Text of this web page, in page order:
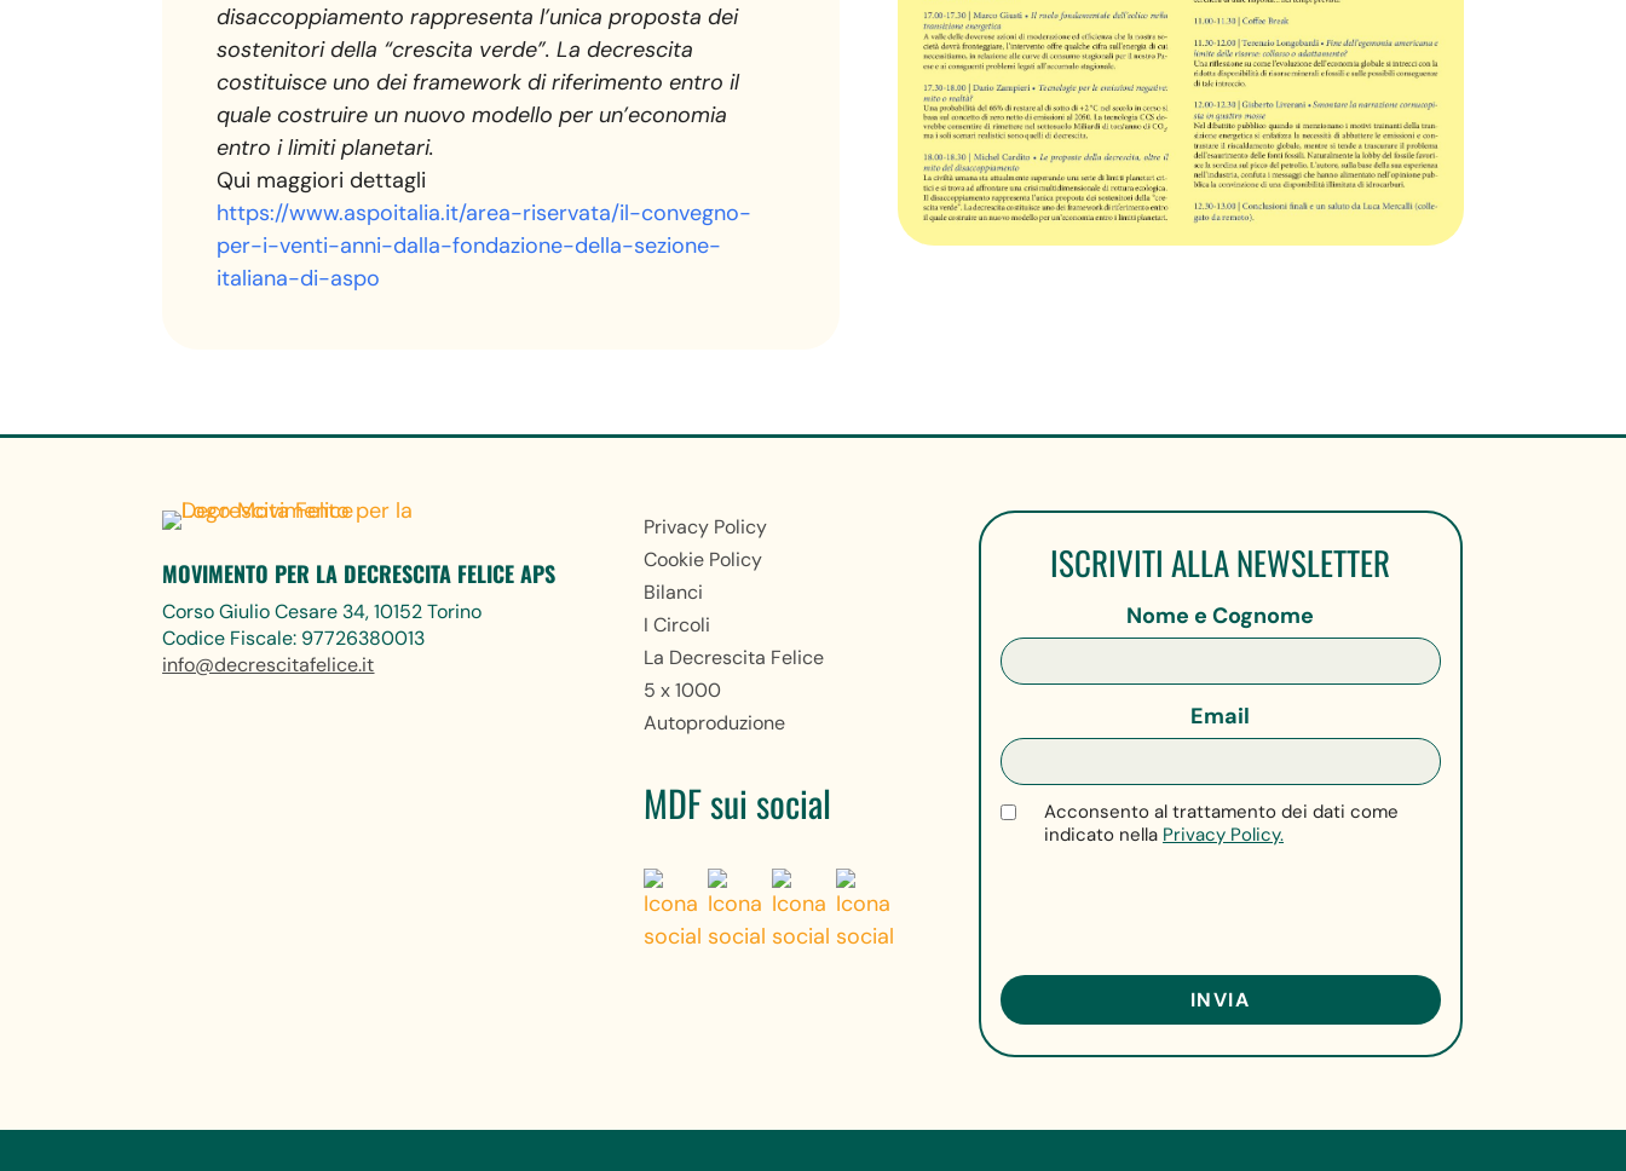
disaccoppiamento rappresenta l’unica proposta dei
sostenitori della “crescita verde”. La decrescita
costituisce uno dei framework di riferimento entroil
quale costruire un nuovo modello per un’economia
entro i limiti planetari.
Qui maggiori dettagli
https://www.aspoitalia.it/area-riservata/il-convegno-
per-i-venti-anni-dalla-fondazione-della-sezione-
italiana-di-aspo
MOVIMENTO PER LA DECRESCITA FELICE APS
Corso Giulio Cesare 34, 10152 Torino
Codice Fiscale: 97726380013
info@decrescitafelice.it
Privacy Policy
Cookie Policy
Bilanci
I Circoli
La Decrescita Felice
5 x 1000
Autoproduzione
MDF sui social
ISCRIVITI ALLA NEWSLETTER
Nome e Cognome
Email
Acconsento al trattamento dei dati come
indicato nella Privacy Policy.